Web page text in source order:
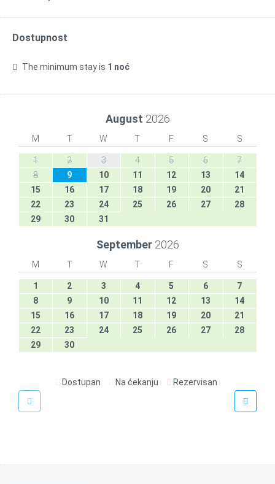
Dostupnost
The minimum stay is 1 noć
August 2026
M T W T F S S
1 2 3 4 5 6
7
8
9 10 11 12 13
14
15
16 17 18 19 20
21
22
23 24 25 26 27
28
29
30 31
September 2026
M T W T F S S
1 2 3 4 5 6
7
8
9 10 11 12 13
14
15
16 17 18 19 20
21
22
23 24 25 26 27
28
29
30
Dostupan Na ćekanju Rezervisan
50€